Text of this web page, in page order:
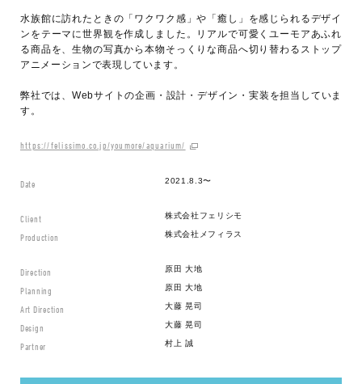
水族館に訪れたときの「ワクワク感」や「癒し」を感じられるデザイ
ンをテーマに世界観を作成しました。リアルで可愛くユーモアあふれ
る商品を、生物の写真から本物そっくりな商品へ切り替わるストップ
アニメーションで表現しています。
弊社では、Webサイトの企画・設計・デザイン・実装を担当していま
す。
https://felissimo.co.jp/youmore/aquarium/
Date 2021.8.3〜
Client 株式会社フェリシモ
Production 株式会社メフィラス
Direction 原田 大地
Planning 原田 大地
Art Direction 大藤 晃司
Design 大藤 晃司
Partner 村上 誠